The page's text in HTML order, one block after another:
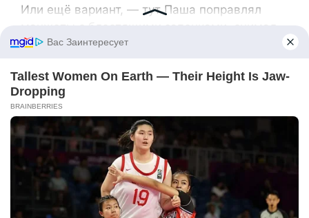
Или ещё вариант, — тут Паша поправлял
невидимую пылинку с брюк, — мы
находите себе другое жильё. Ну, комната
или однушка — это вам даже лучше. Мы с
Леной…
— Вы с Леной, — перебила его Надежда
Игоревна, наклонилась над столом, уперлась
в скатерть кулачками и заглянула зятю в
глаза, — вы с Леной сами велели мне не